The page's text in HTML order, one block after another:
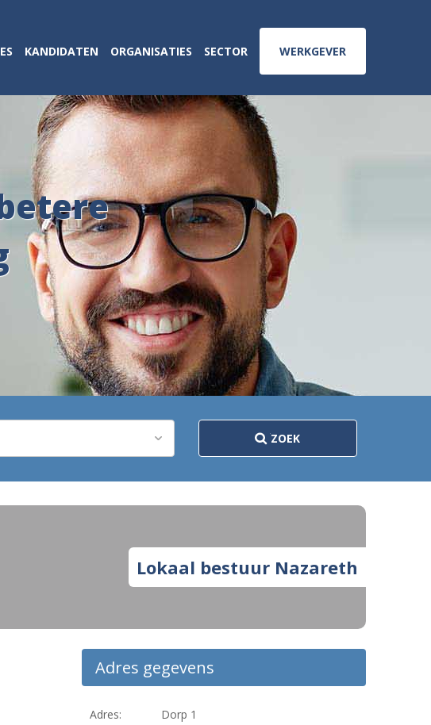
KANDIDATEN ORGANISATIES SECTOR WERKGEVER
ZOEK
Lokaal bestuur Nazareth
Adres gegevens
Adres:
Dorp 1